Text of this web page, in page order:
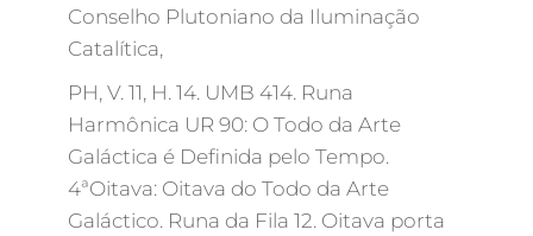
Conselho Plutoniano da Iluminação
Catalítica,
PH, V. 11, H. 14. UMB 414. Runa
Harmônica UR 90: O Todo da Arte
Galáctica é Definida pelo Tempo.
4ªOitava: Oitava do Todo da Arte
Galáctico. Runa da Fila 12. Oitava porta